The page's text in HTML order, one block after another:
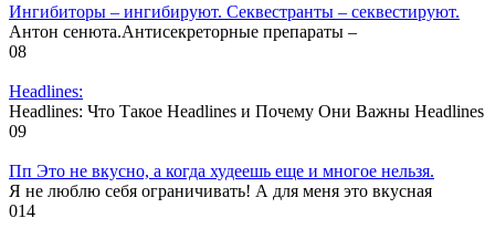
Ингибиторы – ингибируют. Секвестранты – секвестируют.
Антон сенюта.Антисекреторные препараты –
08
Headlines:
Headlines: Что Такое Headlines и Почему Они Важны Headlines
09
Пп Это не вкусно, а когда худеешь еще и многое нельзя.
Я не люблю себя ограничивать! А для меня это вкусная
014